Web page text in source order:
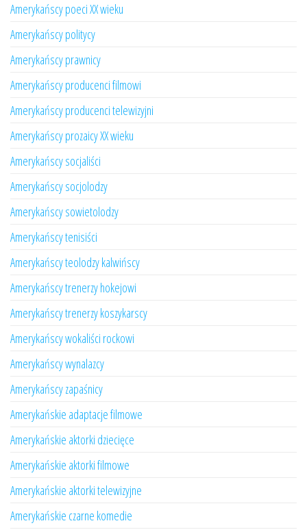
Amerykańscy poeci XX wieku
Amerykańscy politycy
Amerykańscy prawnicy
Amerykańscy producenci filmowi
Amerykańscy producenci telewizyjni
Amerykańscy prozaicy XX wieku
Amerykańscy socjaliści
Amerykańscy socjolodzy
Amerykańscy sowietolodzy
Amerykańscy tenisiści
Amerykańscy teolodzy kalwińscy
Amerykańscy trenerzy hokejowi
Amerykańscy trenerzy koszykarscy
Amerykańscy wokaliści rockowi
Amerykańscy wynalazcy
Amerykańscy zapaśnicy
Amerykańskie adaptacje filmowe
Amerykańskie aktorki dziecięce
Amerykańskie aktorki filmowe
Amerykańskie aktorki telewizyjne
Amerykańskie czarne komedie